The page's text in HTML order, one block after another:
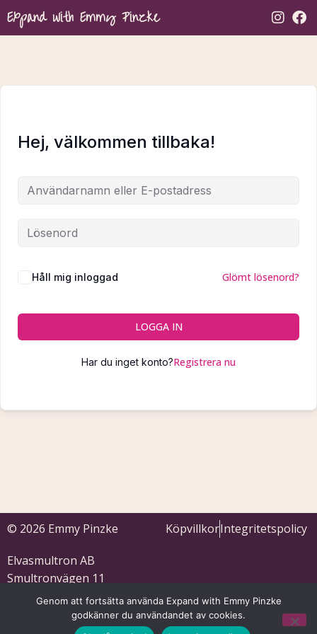
Expand with Emmy Pinzke
Hej, välkommen tillbaka!
Håll mig inloggad Glömt lösenord?
LOGGA IN
Har du inget konto?Registrera nu
© 2026 Emmy Pinzke
Elvasmultron AB
Smultronvägen 11
633 53 Eskilstuna
559121-5701
KöpvillkorIntegritetspolicy
Genom att fortsätta använda Expand with Emmy Pinzke
godkänner du användandet av cookies.